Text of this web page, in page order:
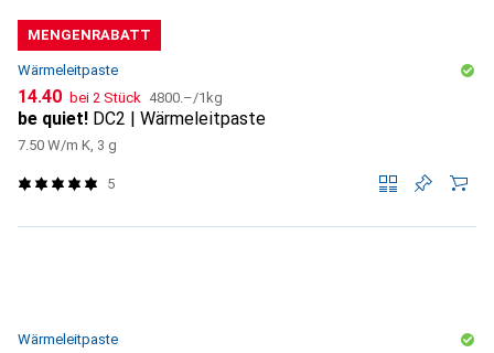
MENGENRABATT
Wärmeleitpaste
CHF
14.40 bei 2 Stück CHF
4800.–/1kg
be quiet! DC2 | Wärmeleitpaste
7.50 W/m K, 3 g
5
Wärmeleitpaste